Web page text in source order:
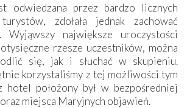
odwiedzana przez bardzo licznych
zdołała jednak zachować
Wyjąwszy największe uroczystości
rzesze uczestników, można
się, jak i słuchać w skupieniu.
korzystaliśmy z tej możliwości tym
hotel położony był w bezpośredniej
miejsca Maryjnych objawień.